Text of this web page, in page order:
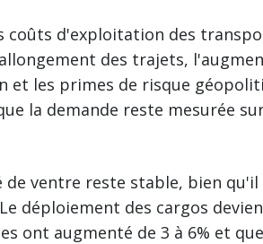
coûts d'exploitation des
des trajets,
les primes de risque
la demande reste mesurée
ventre reste stable, bien qu'il
déploiement des cargos
ont augmenté de 3 à 6% et